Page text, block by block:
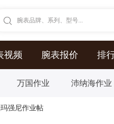
腕表品牌、系列、型号...
视频 腕表报价 排
万国作业 沛纳海作业
强尼作业帖